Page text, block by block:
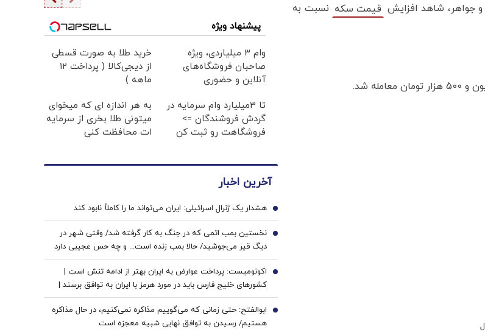
و جواهر، شاهد افزایش قیمت‌‌‌‌ سکه نسبت به
پیشنهاد ویژه
وام ۳ میلیاردی، ویژه
صاحبان فروشگاه‌های
آنلاین و حضوری
خرید طلا به صورت قسطی
از دیجی‌کالا ( پرداخت 12
ماهه )
تا 3میلیارد وام سرمایه در
گردش فروشندگان =>
فروشگاهت رو ثبت کن
به هر اندازه ای که میخوای
میتونی طلا بخری از سرمایه
ات محافظت کنی
آخرین اخبار
هشدار یک ژنرال اسرائیلی: ایران می‌تواند ما را کاملاً نابود کند 1
نخستین بمب اتمی که در جنگ به کار گرفته شد/ وقتی شهر در
دیگ قیر می‌جوشید/ حالا بمب زنده است... و چه حس عجیبی دارد
که پشت سر تو باشد
2
اکونومیست: پرداخت عوارض به ایران بهتر از ادامه تنش است |
کشورهای خلیج فارس باید در مورد هرمز با ایران به توافق برسند |
اعراب در مخمصهِ ترامپ گرفتار شده‌اند
3
ابوالفتح: حتی زمانی که می‌گوییم مذاکره نمی‌کنیم، در حال مذاکره
هستیم/ رسیدن به توافق نهایی شبیه معجزه است
4